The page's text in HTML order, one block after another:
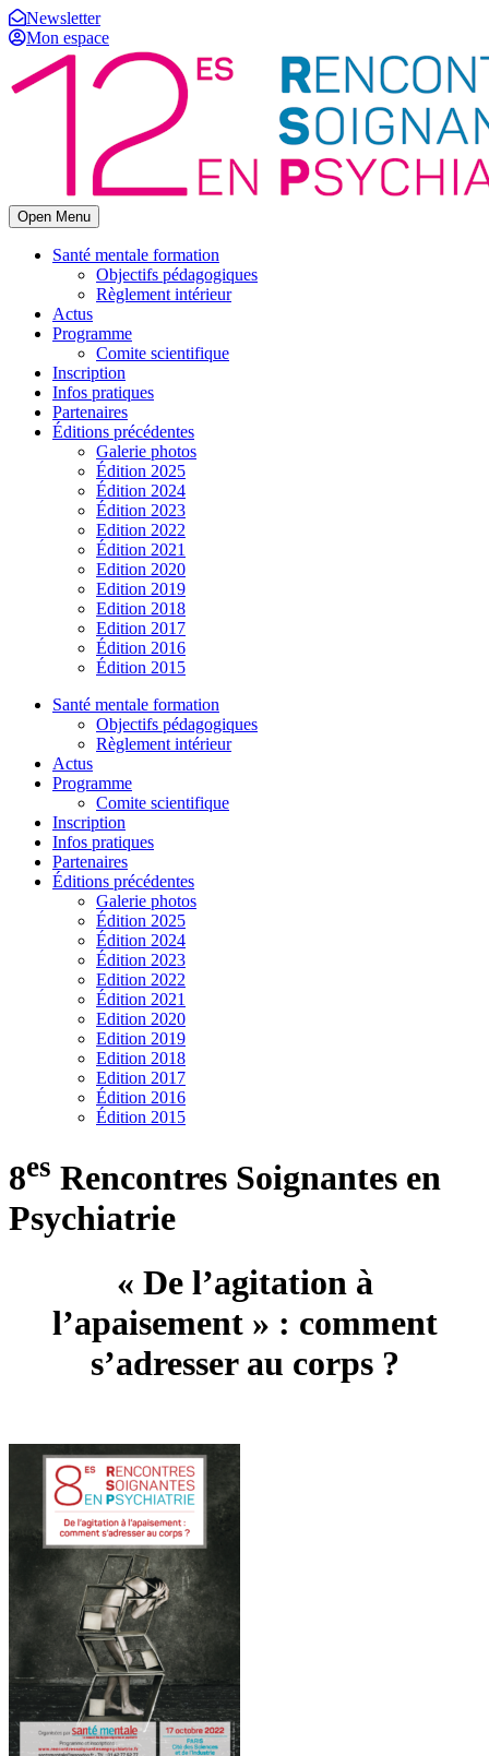
Newsletter
Mon espace
Open Menu
Santé mentale formation
Objectifs pédagogiques
Règlement intérieur
Actus
Programme
Comite scientifique
Inscription
Infos pratiques
Partenaires
Éditions précédentes
Galerie photos
Édition 2025
Édition 2024
Édition 2023
Edition 2022
Édition 2021
Edition 2020
Edition 2019
Edition 2018
Edition 2017
Édition 2016
Édition 2015
Santé mentale formation
Objectifs pédagogiques
Règlement intérieur
Actus
Programme
Comite scientifique
Inscription
Infos pratiques
Partenaires
Éditions précédentes
Galerie photos
Édition 2025
Édition 2024
Édition 2023
Edition 2022
Édition 2021
Edition 2020
Edition 2019
Edition 2018
Edition 2017
Édition 2016
Édition 2015
8es Rencontres Soignantes en
Psychiatrie
« De l’agitation à
l’apaisement » : comment
s’adresser au corps ?